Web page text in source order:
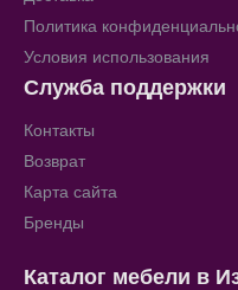
Политика
Условия использования
Служба поддержки
Контакты
Возврат
Карта сайта
Бренды
Каталог мебели в